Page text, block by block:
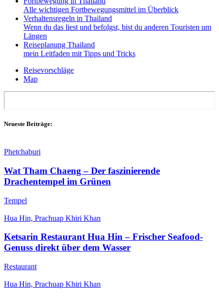
Alle wichtigen Fortbewegungsmittel im Überblick
Verhaltensregeln in Thailand
Wenn du das liest und befolgst, bist du anderen Touristen um
Längen
Reiseplanung Thailand
mein Leitfaden mit Tipps und Tricks
Reisevorschläge
Map
Neueste Beiträge:
Phetchaburi
Wat Tham Chaeng – Der faszinierende
Drachentempel im Grünen
Tempel
Hua Hin, Prachuap Khiri Khan
Ketsarin Restaurant Hua Hin – Frischer Seafood-
Genuss direkt über dem Wasser
Restaurant
Hua Hin, Prachuap Khiri Khan